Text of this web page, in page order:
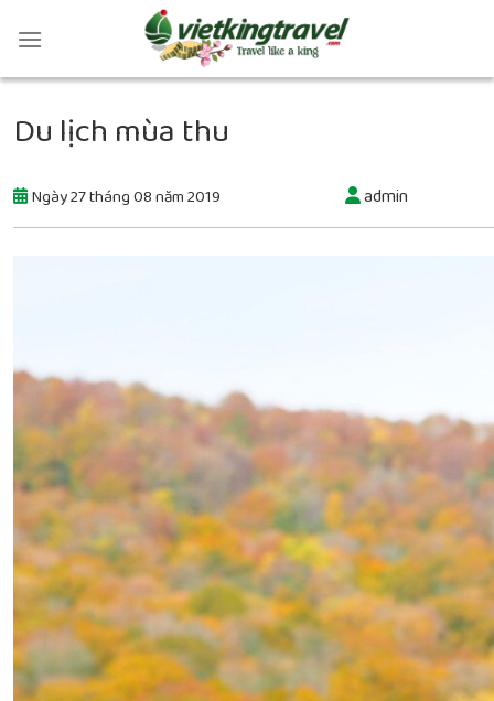
Du lịch mùa thu
Ngày 27 tháng 08 năm 2019 admin